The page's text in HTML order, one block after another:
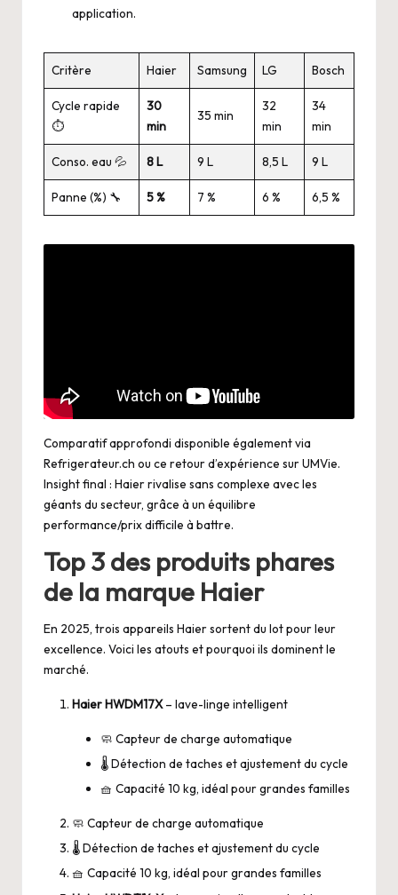
application.
Critère Haier Samsung LG Bosch
Cycle rapide
⏱️
30
min
35 min
32
min
34
min
Conso. eau 💦 8 L 9 L 8,5 L 9 L
Panne (%) 🔧 5 % 7 % 6 % 6,5 %
Comparatif approfondi disponible également via
Refrigerateur.ch ou ce retour d’expérience surUMVie.
Insight final : Haier rivalise sans complexe avec les
géants du secteur, grâce à un équilibre
performance/prix difficile à battre.
Top 3 des produits phares
de la marque Haier
En 2025, trois appareils Haier sortent du lot pour leur
excellence. Voici les atouts et pourquoi ils dominent le
marché.
Haier HWDM17X– lave-linge intelligent
🧼 Capteur de charge automatique
🌡️ Détection de taches et ajustement du cycle
🧺 Capacité 10 kg, idéal pour grandes familles
🧼 Capteur de charge automatique
🌡️ Détection de taches et ajustement du cycle
🧺 Capacité 10 kg, idéal pour grandes familles